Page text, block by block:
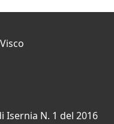
Isernia N. 1 del 2016